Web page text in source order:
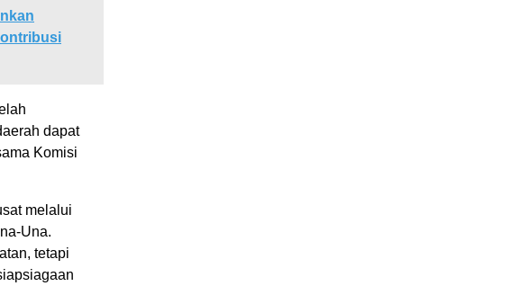
dapat
Komisi
melalui
Una.
tetapi